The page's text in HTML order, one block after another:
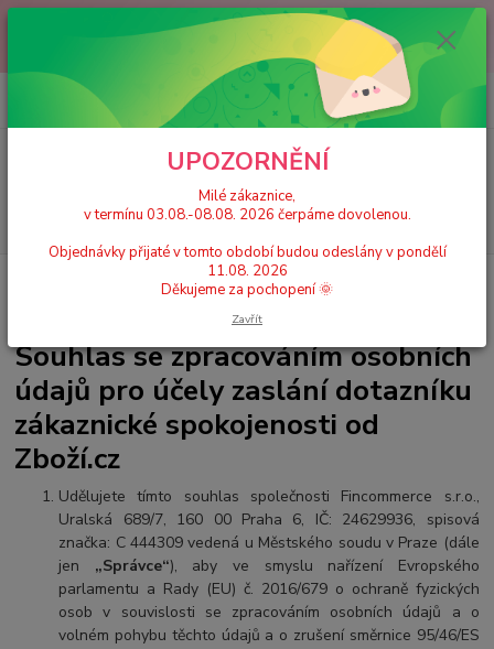
Milé zákaznice, v termínu 03.08.-08.08. 2026 čerpáme dovolenou.
Objednávky přijaté v tomto období budou odeslány v pondělí 11.08.
2026 Děkujeme za pochopení 🌞
CZK
Hledat
+420 777 224 390
(Po-Pá, 9-17 hod.)
0 Kč
Souhlas se zpracováním osobních údajů pro účely zaslání dotazníku
zákaznické spokojenosti od Zboží.cz
Souhlas se zpracováním osobních
údajů pro účely zaslání dotazníku
zákaznické spokojenosti od
Zboží.cz
Udělujete tímto souhlas společnosti Fincommerce s.r.o.,
Uralská 689/7, 160 00 Praha 6, IČ: 24629936, spisová
značka: C 444309 vedená u Městského soudu v Praze (dále
jen „Správce“), aby ve smyslu nařízení Evropského
parlamentu a Rady (EU) č. 2016/679 o ochraně fyzických
osob v souvislosti se zpracováním osobních údajů a o
volném pohybu těchto údajů a o zrušení směrnice 95/46/ES
UPOZORNĚNÍ
Milé zákaznice,
v termínu 03.08.-08.08. 2026 čerpáme dovolenou.
Objednávky přijaté v tomto období budou odeslány v pondělí
11.08. 2026
Děkujeme za pochopení 🌞
Zavřít